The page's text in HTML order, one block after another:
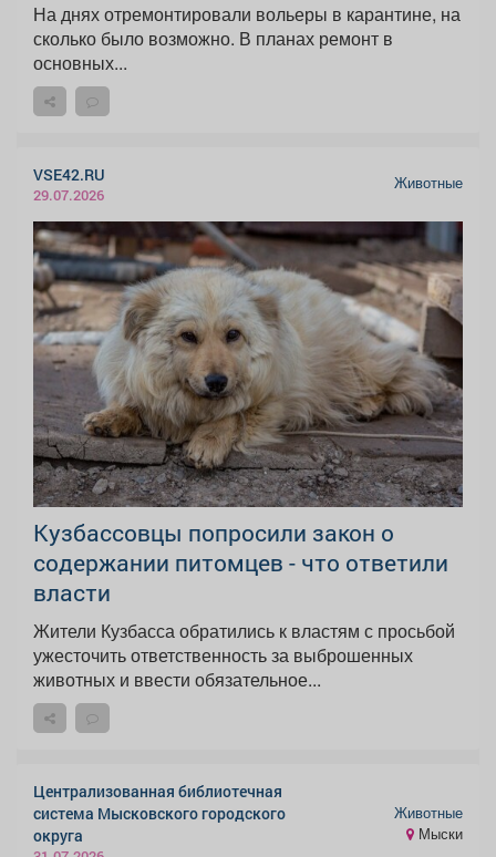
На днях отремонтировали вольеры в карантине, на
сколько было возможно. В планах ремонт в
основных...
VSE42.RU
29.07.2026
Животные
Кузбассовцы попросили закон о
содержании питомцев - что ответили
власти
Жители Кузбасса обратились к властям с просьбой
ужесточить ответственность за выброшенных
животных и ввести обязательное...
Централизованная библиотечная
система Мысковского городского
округа
Животные
Мыски